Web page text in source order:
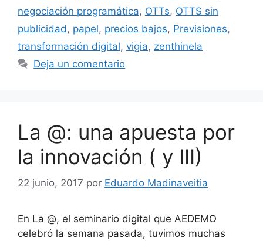
negociación programática, OTTs, OTTS sin
publicidad, papel, precios bajos, Previsiones,
transformación digital, vigia, zenthinela
Deja un comentario
La @: una apuesta por
la innovación ( y III)
22 junio, 2017 por Eduardo Madinaveitia
En La @, el seminario digital que AEDEMO
celebró la semana pasada, tuvimos muchas